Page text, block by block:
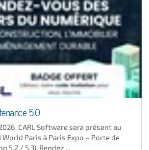
5.0
CARL Software sera présent au
World Paris à Paris Expo – Porte de
5.2 / 5.3). Rendez ...